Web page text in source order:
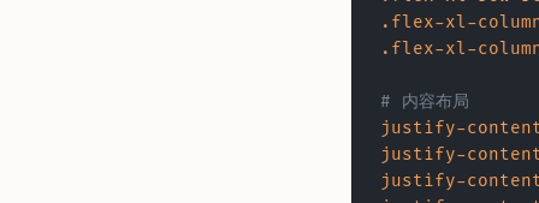
.flex-xl-
.flex-xl-
# 内容布局
justify-
justify-
justify-